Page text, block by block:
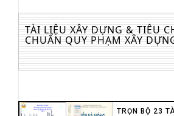
TÀI LIỆU XÂY DỰNG & TIÊU
CHUẨN QUY PHẠM XÂY
TRỌN BỘ 23